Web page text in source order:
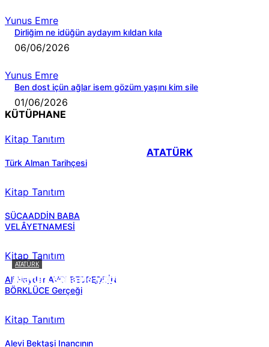
Yunus Emre
Dirliğim ne idüğün aydayım kıldan kıla
06/06/2026
Yunus Emre
Ben dost içün ağlar isem gözüm yaşını kim sile
01/06/2026
KÜTÜPHANE
Kitap Tanıtım
Türk Alman Tarihçesi
Kitap Tanıtım
SÜCAADDİN BABA
VELÂYETNAMESİ
Kitap Tanıtım
Ali Haydar AVCI BEDREDDİN
BÖRKLÜCE Gerçeği
Kitap Tanıtım
Alevi Bektaşi Inancının
ATATÜRK
ATATÜRK
Atatürk sana ne yaptı?